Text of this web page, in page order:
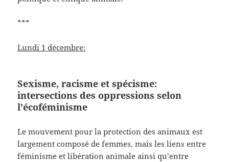
***
Lundi 1 décembre:
Sexisme, racisme et spécisme:
intersections des oppressions selon
l’écoféminisme
Le mouvement pour la protection des animaux est
largement composé de femmes, mais les liens entre
féminisme et libération animale ainsi qu’entre